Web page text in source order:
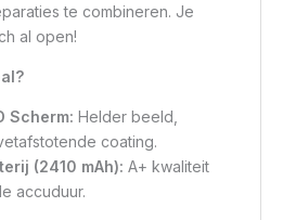
te combineren. Je
al open!
Scherm: Helder beeld,
coating.
(2410 mAh): A+ kwaliteit
accuduur.